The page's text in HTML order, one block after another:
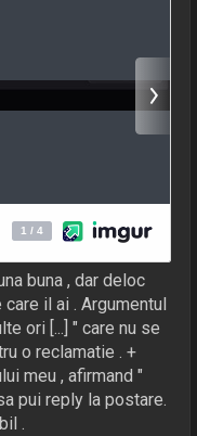
buna , dar deloc
il ai . Argumentul
ori [...] " care nu se
o reclamatie . +
meu , afirmand "
pui reply la postare.
.